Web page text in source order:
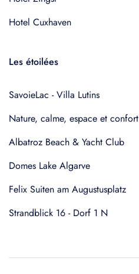
Hotel Cuxhaven
Les étoilées
SavoieLac - Villa Lutins
Nature, calme, espace et confort
Albatroz Beach & Yacht Club
Domes Lake Algarve
Felix Suiten am Augustusplatz
Strandblick 16 - Dorf 1 N